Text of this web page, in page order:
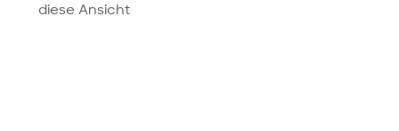
diese Ansicht